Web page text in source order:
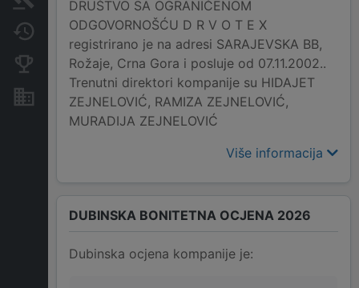
Promjene
Konkurentne kompanije
Nekretnine i imovina
DRUŠTVO SA OGRANIČENOM
ODGOVORNOŠĆU D R V O T E X
registrirano je na adresi SARAJEVSKA BB,
Rožaje, Crna Gora i posluje od 07.11.2002..
Trenutni direktori kompanije su HIDAJET
ZEJNELOVIĆ, RAMIZA ZEJNELOVIĆ,
MURADIJA ZEJNELOVIĆ
Više informacija
DUBINSKA BONITETNA OCJENA 2026
Dubinska ocjena kompanije je: